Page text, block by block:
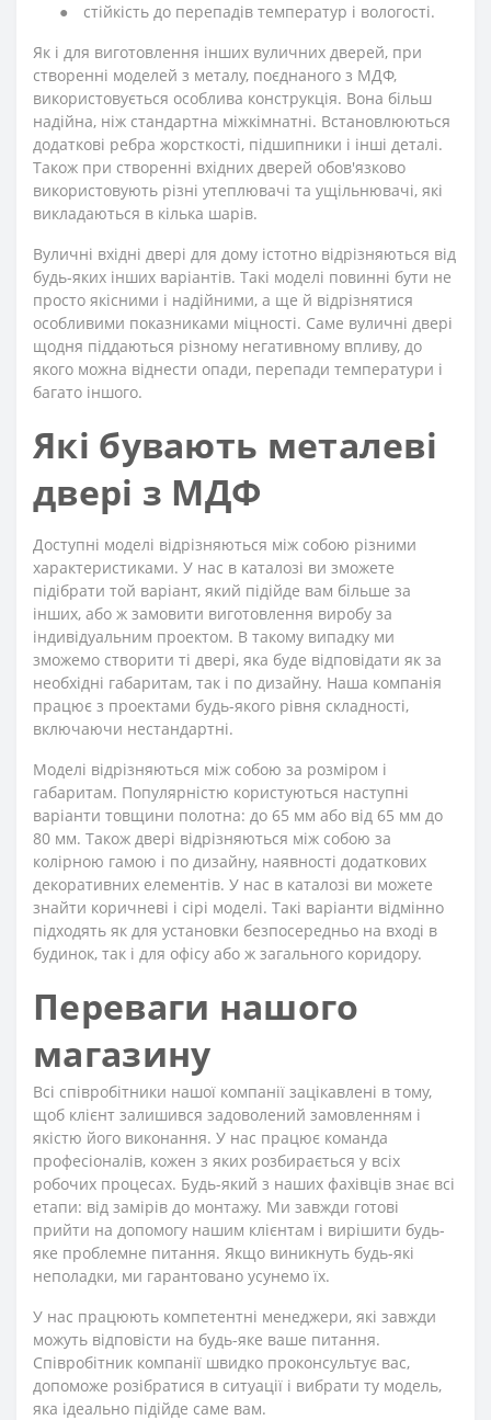
●
стійкість до перепадів температур і вологості.
Як і для виготовлення інших вуличних дверей, при
створенні моделей з металу, поєднаного з МДФ,
використовується особлива конструкція. Вона більш
надійна, ніж стандартна міжкімнатні. Встановлюються
додаткові ребра жорсткості, підшипники і інші деталі.
Також при створенні вхідних дверей обов'язково
використовують різні утеплювачі та ущільнювачі, які
викладаються в кілька шарів.
Вуличні вхідні двері для дому істотно відрізняються від
будь-яких інших варіантів. Такі моделі повинні бути не
просто якісними і надійними, а ще й відрізнятися
особливими показниками міцності. Саме вуличні двері
щодня піддаються різному негативному впливу, до
якого можна віднести опади, перепади температури і
багато іншого.
Які бувають металеві
двері з МДФ
Доступні моделі відрізняються між собою різними
характеристиками. У нас в каталозі ви зможете
підібрати той варіант, який підійде вам більше за
інших, або ж замовити виготовлення виробу за
індивідуальним проектом. В такому випадку ми
зможемо створити ті двері, яка буде відповідати як за
необхідні габаритам, так і по дизайну. Наша компанія
працює з проектами будь-якого рівня складності,
включаючи нестандартні.
Моделі відрізняються між собою за розміром і
габаритам. Популярністю користуються наступні
варіанти товщини полотна: до 65 мм або від 65 мм до
80 мм. Також двері відрізняються між собою за
колірною гамою і по дизайну, наявності додаткових
декоративних елементів. У нас в каталозі ви можете
знайти коричневі і сірі моделі. Такі варіанти відмінно
підходять як для установки безпосередньо на вході в
будинок, так і для офісу або ж загального коридору.
Переваги нашого
магазину
Всі співробітники нашої компанії зацікавлені в тому,
щоб клієнт залишився задоволений замовленням і
якістю його виконання. У нас працює команда
професіоналів, кожен з яких розбирається у всіх
робочих процесах. Будь-який з наших фахівців знає всі
етапи: від замірів до монтажу. Ми завжди готові
прийти на допомогу нашим клієнтам і вирішити будь-
яке проблемне питання. Якщо виникнуть будь-які
неполадки, ми гарантовано усунемо їх.
У нас працюють компетентні менеджери, які завжди
можуть відповісти на будь-яке ваше питання.
Співробітник компанії швидко проконсультує вас,
допоможе розібратися в ситуації і вибрати ту модель,
яка ідеально підійде саме вам.